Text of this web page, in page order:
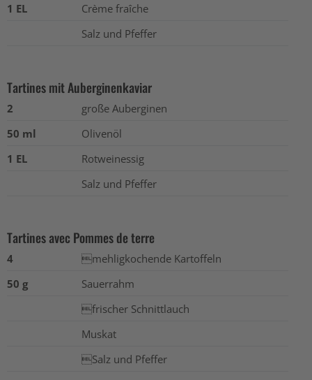
1 EL
Crème fraîche
Salz und Pfeffer
Tartines mit Auberginenkaviar
2
große Auberginen
50 ml
Olivenöl
1 EL
Rotweinessig
Salz und Pfeffer
Tartines avec Pommes de terre
4
mehligkochende Kartoffeln
50 g
Sauerrahm
frischer Schnittlauch
Muskat
Salz und Pfeffer